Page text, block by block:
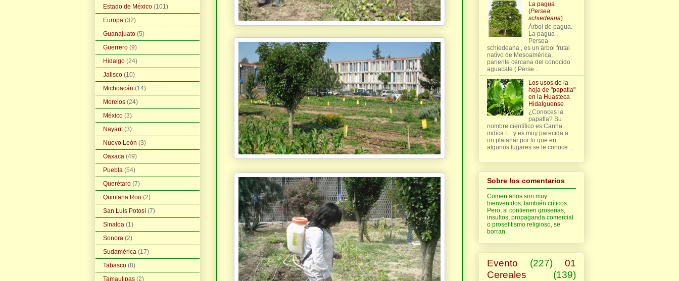
Estado de México (101)
Europa (32)
Guanajuato (5)
Guerrero (9)
Hidalgo (24)
Jalisco (10)
Michoacán (14)
Morelos (24)
México (3)
Nayarit (3)
Nuevo León (3)
Oaxaca (49)
Puebla (54)
Querétaro (7)
Quintana Roo (2)
San Luís Potosí (7)
Sinaloa (1)
Sonora (2)
Sudamérica (17)
Tabasco (8)
Tamaulipas (2)
La pagua
(Persea
schiedeana)
Árbol de pagua.
La pagua ,
Persea
schiedeana , es un árbol frutal
nativo de Mesoamérica,
pariente cercana del conocido
aguacate ( Perse...
Los usos de la
hoja de "papatla"
en la Huasteca
Hidalguense
¿Conoces la
papatla? Su
nombre científico es Canna
indica L . y es muy parecida a
un platanar por lo que en
algunos lugares se le conoce ...
Sobre los comentarios
Comentarios son muy
bienvenidos, también críticos.
Pero, si contienen groserías,
insultos, propaganda comercial
o proselitismo religioso, se
borran.
Evento (227)
01
Cereales
(139)